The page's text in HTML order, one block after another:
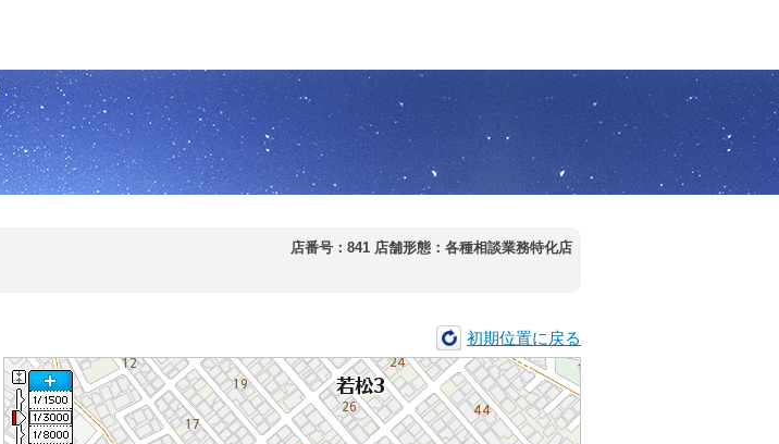
店番号：841 店舗形態：各種相談業務特化店
初期位置に戻る